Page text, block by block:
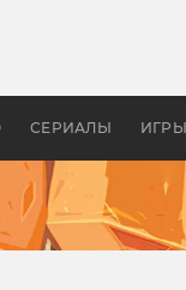
СЕРИАЛЫ ИГРЫ